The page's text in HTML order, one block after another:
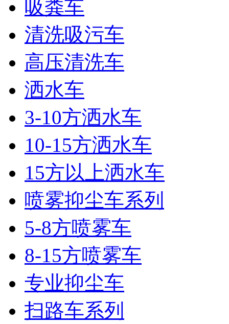
吸粪车
清洗吸污车
高压清洗车
洒水车
3-10方洒水车
10-15方洒水车
15方以上洒水车
喷雾抑尘车系列
5-8方喷雾车
8-15方喷雾车
专业抑尘车
扫路车系列